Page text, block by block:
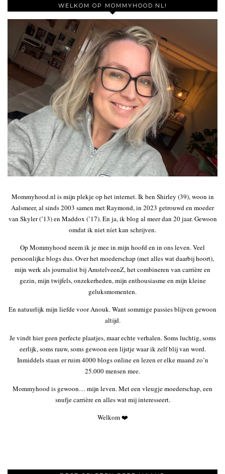
WELKOM OP MOMMYHOOD.NL!
Mommyhood.nl is mijn plekje op het internet. Ik ben Shirley (39), woon in
Aalsmeer, al sinds 2003 samen met Raymond, in 2023 getrouwd en moeder
van Skyler (’13) en Maddox (’17). En ja, ik blog al meer dan 20 jaar. Gewoon
omdat ik niet níet kan schrijven.
Op Mommyhood neem ik je mee in mijn hoofd en in ons leven. Veel
persoonlijke blogs dus. Over het moederschap (met alles wat daarbij hoort),
mijn werk als journalist bij AmstelveenZ, het combineren van carrière en
gezin, mijn twijfels, onzekerheden, mijn enthousiasme en mijn kleine
geluksmomenten.
En natuurlijk mijn liefde voor Anouk. Want sommige passies blijven gewoon
altijd.
Je vindt hier geen perfecte plaatjes, maar echte verhalen. Soms luchtig, soms
eerlijk, soms rauw, soms gewoon een lijstje waar ik zelf blij van word.
Inmiddels staan er ruim 4000 blogs online en lezen er elke maand zo’n
25.000 mensen mee.
Mommyhood is gewoon… mijn leven. Met een vleugje moederschap, een
snufje carrière en alles wat mij interesseert.
Welkom ❤️